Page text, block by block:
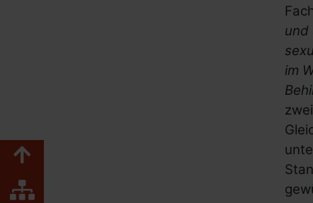
und
im
Zum Seitenanfang
Inhaltsübersicht